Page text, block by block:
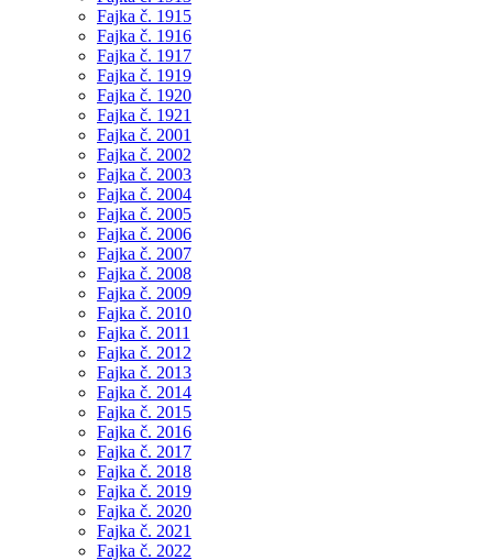
Fajka č. 1915
Fajka č. 1916
Fajka č. 1917
Fajka č. 1919
Fajka č. 1920
Fajka č. 1921
Fajka č. 2001
Fajka č. 2002
Fajka č. 2003
Fajka č. 2004
Fajka č. 2005
Fajka č. 2006
Fajka č. 2007
Fajka č. 2008
Fajka č. 2009
Fajka č. 2010
Fajka č. 2011
Fajka č. 2012
Fajka č. 2013
Fajka č. 2014
Fajka č. 2015
Fajka č. 2016
Fajka č. 2017
Fajka č. 2018
Fajka č. 2019
Fajka č. 2020
Fajka č. 2021
Fajka č. 2022